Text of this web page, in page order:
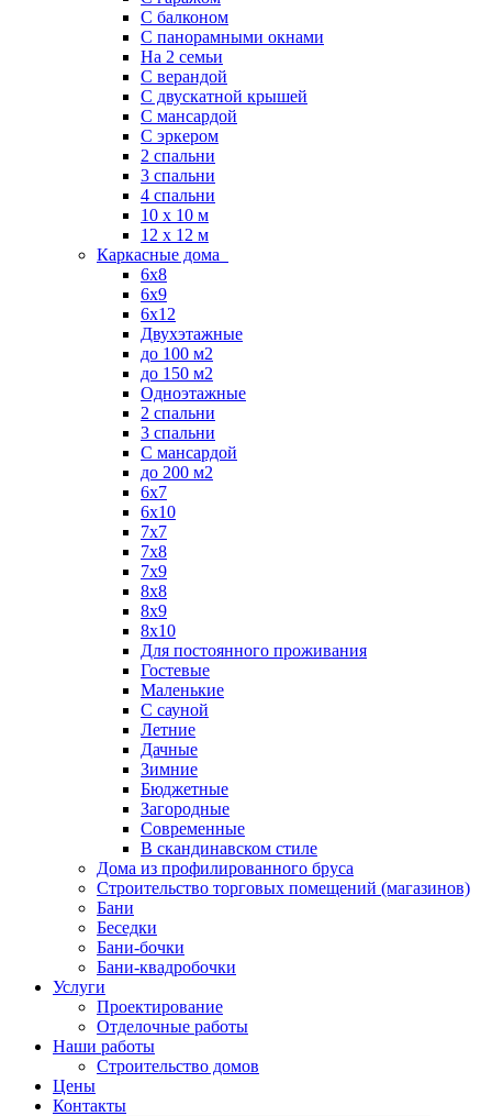
С балконом
С панорамными окнами
На 2 семьи
С верандой
С двускатной крышей
С мансардой
С эркером
2 спальни
3 спальни
4 спальни
10 x 10 м
12 x 12 м
Каркасные дома
6х8
6х9
6х12
Двухэтажные
до 100 м2
до 150 м2
Одноэтажные
2 спальни
3 спальни
С мансардой
до 200 м2
6х7
6х10
7х7
7х8
7х9
8х8
8х9
8х10
Для постоянного проживания
Гостевые
Маленькие
С сауной
Летние
Дачные
Зимние
Бюджетные
Загородные
Современные
В скандинавском стиле
Дома из профилированного бруса
Строительство торговых помещений (магазинов)
Бани
Беседки
Бани-бочки
Бани-квадробочки
Услуги
Проектирование
Отделочные работы
Наши работы
Строительство домов
Цены
Контакты